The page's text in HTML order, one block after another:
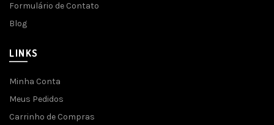
Formulário de Contato
Blog
LINKS
Minha Conta
Meus Pedidos
Carrinho de Compras